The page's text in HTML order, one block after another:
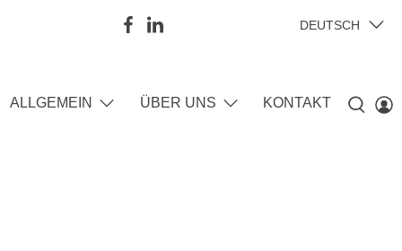
DEUTSCH
ALLGEMEIN ÜBER UNS KONTAKT